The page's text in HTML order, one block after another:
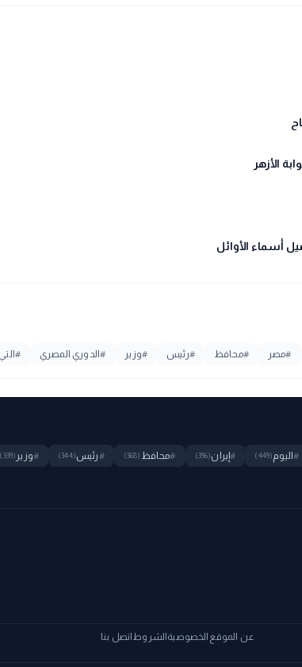
#مصر #محافظ #رئيس #وزير #الدوري المصري #
#اليوم(449)
#إيران(396)
#محافظ (368)
#رئيس(344)
#وزير (339)
عن الموقع الخصوصية الشروط اتصل بنا